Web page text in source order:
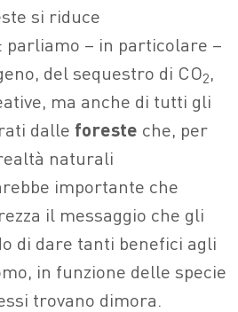
si riduce
parliamo – in particolare –
del sequestro di CO2,
ma anche di tutti gli
dalle foreste che, per
naturali
importante che
il messaggio che gli
di dare tanti benefici agli
in funzione delle specie
trovano dimora.